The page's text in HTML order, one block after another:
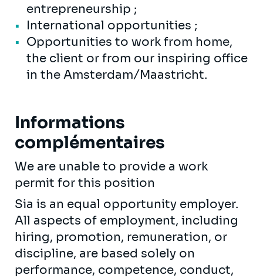
entrepreneurship ;
International opportunities ;
Opportunities to work from home,
the client or from our inspiring office
in the Amsterdam/Maastricht.
Informations
complémentaires
We are unable to provide a work
permit for this position
Sia is an equal opportunity employer.
All aspects of employment, including
hiring, promotion, remuneration, or
discipline, are based solely on
performance, competence, conduct,